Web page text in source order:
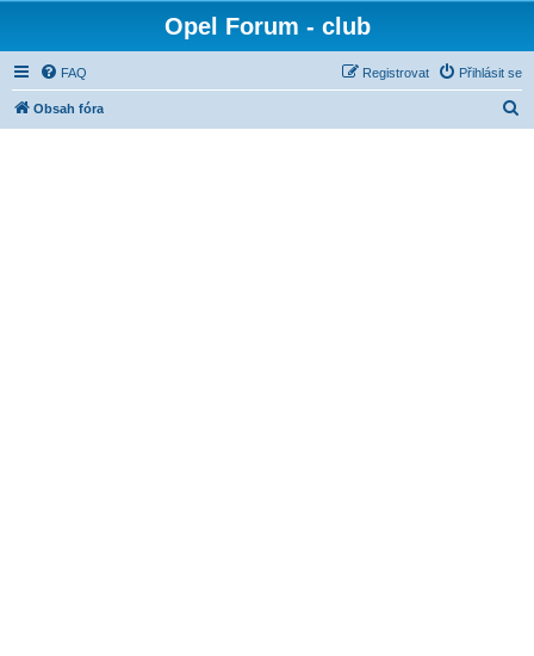
Opel Forum - club
FAQ Přihlásit se
Registrovat
Obsah fóra